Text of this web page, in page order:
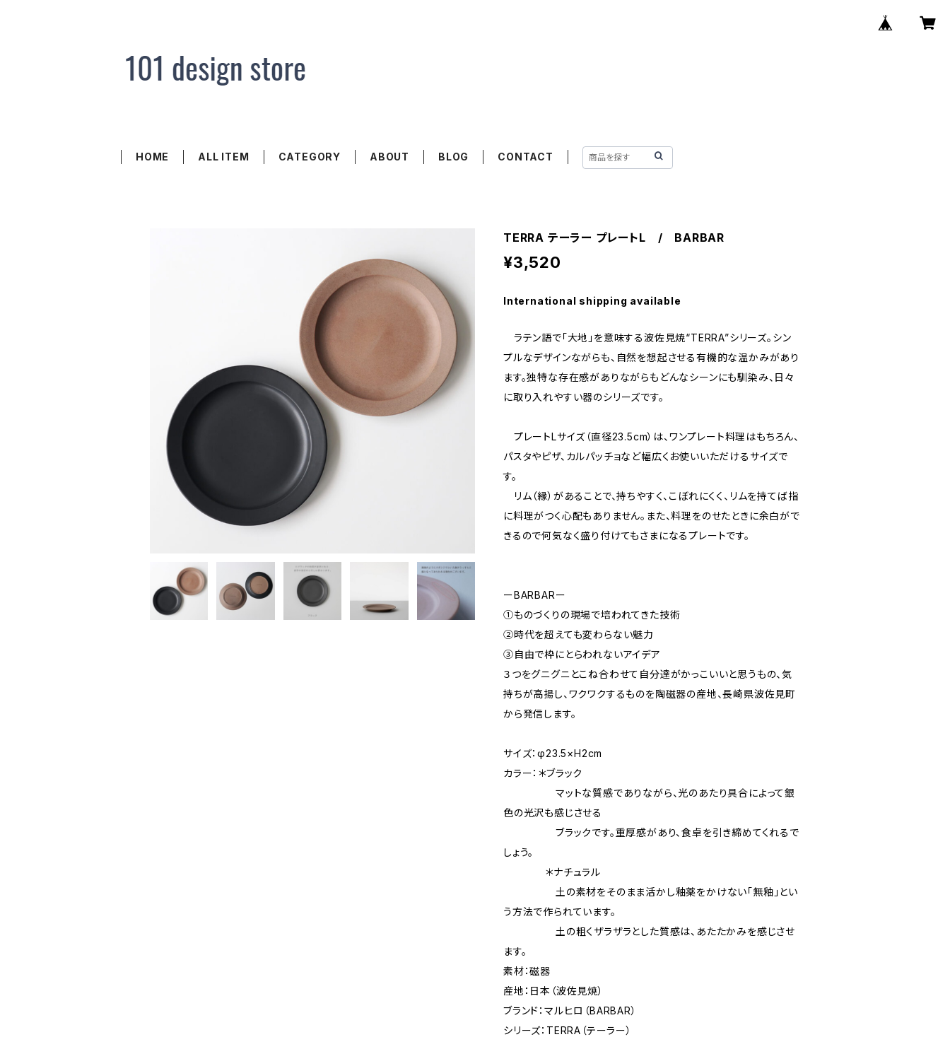
HOME ALL ITEM CATEGORY ABOUT BLOG CONTACT
TERRA テーラー プレートL / BARBAR
¥3,520
International shipping available
ラテン語で「大地」を意味する波佐見焼“TERRA”シリーズ。シン
プルなデザインながらも、自然を想起させる有機的な温かみがあり
ます。独特な存在感がありながらもどんなシーンにも馴染み、日々
に取り入れやすい器のシリーズです。
プレートLサイズ（直径23.5cm）は、ワンプレート料理はもちろん、
パスタやピザ、カルパッチョなど幅広くお使いいただけるサイズで
す。
リム（縁）があることで、持ちやすく、こぼれにくく、リムを持てば指
に料理がつく心配もありません。また、料理をのせたときに余白がで
きるので何気なく盛り付けてもさまになるプレートです。
ーBARBARー
①ものづくりの現場で培われてきた技術
②時代を超えても変わらない魅力
③自由で枠にとらわれないアイデア
３つをグニグニとこね合わせて自分達がかっこいいと思うもの、気
持ちが高揚し、ワクワクするものを陶磁器の産地、長崎県波佐見町
から発信します。
サイズ：φ23.5×H2cm
カラー：＊ブラック
マットな質感でありながら、光のあたり具合によって銀
色の光沢も感じさせる
ブラックです。重厚感があり、食卓を引き締めてくれるで
しょう。
＊ナチュラル
土の素材をそのまま活かし釉薬をかけない「無釉」とい
う方法で作られています。
土の粗くザラザラとした質感は、あたたかみを感じさせ
ます。
素材：磁器
産地：日本（波佐見焼）
ブランド：マルヒロ（BARBAR）
シリーズ：TERRA（テーラー）